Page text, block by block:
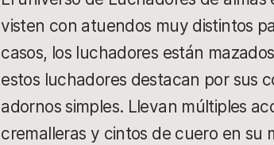
visten con atuendos muy distintos
casos, los luchadores están
estos luchadores destacan por sus
adornos simples. Llevan múltiples
cremalleras y cintos de cuero en su